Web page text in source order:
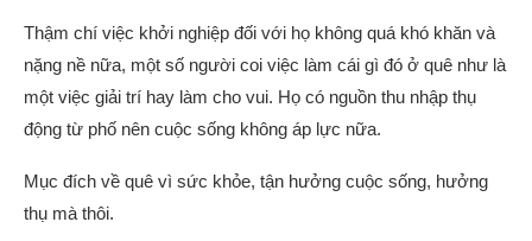
Thậm chí việc khởi nghiệp đối với họ không quá khó khăn và
nặng nề nữa, một số người coi việc làm cái gì đó ở quê như là
một việc giải trí hay làm cho vui. Họ có nguồn thu nhập thụ
động từ phố nên cuộc sống không áp lực nữa.
Mục đích về quê vì sức khỏe, tận hưởng cuộc sống, hưởng
thụ mà thôi.